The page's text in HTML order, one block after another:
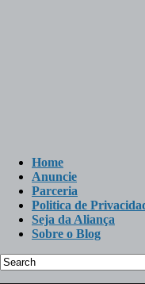
Home
Anuncie
Parceria
Politica de
Seja da Aliança
Sobre o Blog